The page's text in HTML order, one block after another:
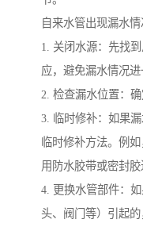
自来水管出现漏水
1. 关闭水源：先找
应，避免漏水情况进
2. 检查漏水位置：
3. 临时修补：如果
临时修补方法。例
用防水胶带或密封胶
4. 更换水管部件：
头、阀门等）引起的